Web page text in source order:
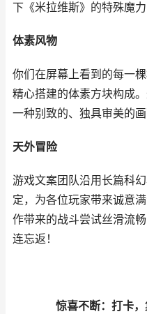
下《米拉维斯》的特殊魔力
体素风物
你们在屏幕上看到的每一
精心搭建的体素方块构成
一种别致的、独具审美的画
天外冒险
游戏文案团队沿用长篇科
定，为各位玩家带来诚意
作带来的战斗尝试丝滑流
连忘返！
惊喜不断：打卡